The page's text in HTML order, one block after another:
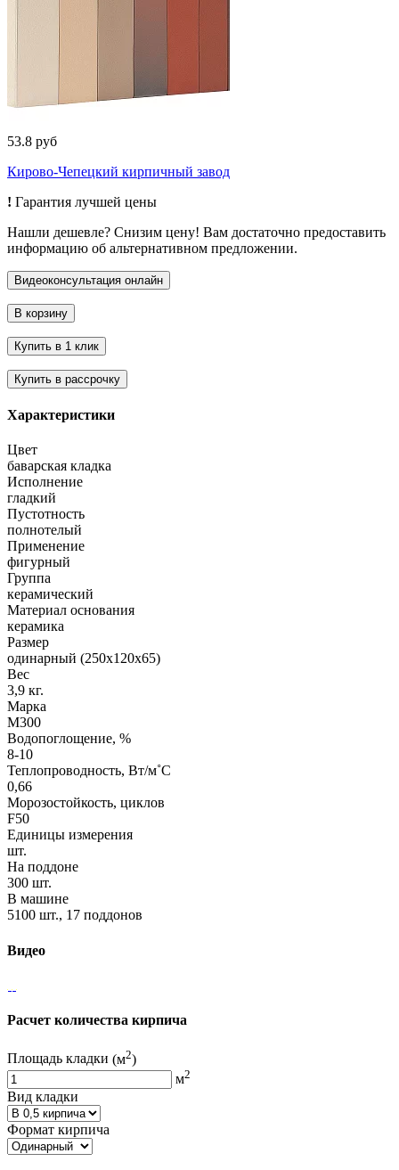
53.8 руб
Кирово-Чепецкий кирпичный завод
! Гарантия лучшей цены
Нашли дешевле? Снизим цену! Вам достаточно предоставить
информацию об альтернативном предложении.
Характеристики
Цвет
баварская кладка
Исполнение
гладкий
Пустотность
полнотелый
Применение
фигурный
Группа
керамический
Материал основания
керамика
Размер
одинарный (250х120х65)
Вес
3,9 кг.
Марка
М300
Водопоглощение, %
8-10
Теплопроводность, Вт/м˚С
0,66
Морозостойкость, циклов
F50
Единицы измерения
шт.
На поддоне
300 шт.
В машине
5100 шт., 17 поддонов
Видео
Расчет количества кирпича
Площадь кладки (м2)
м2
Вид кладки
Формат кирпича